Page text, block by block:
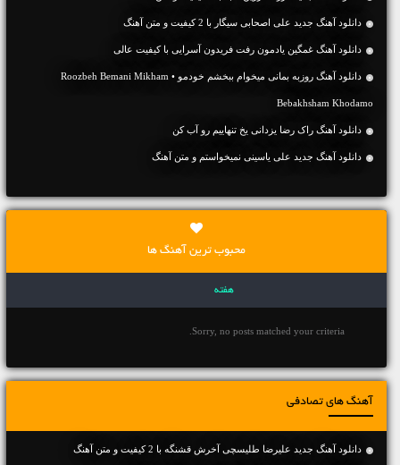
دانلود آهنگ جديد علی اصحابی سیگار با 2 کیفیت و متن آهنگ
دانلود آهنگ غمگین یادمون رفت فریدون آسرایی با کیفیت عالی
دانلود آهنگ روزبه بمانی میخوام ببخشم خودمو • Roozbeh Bemani Mikham
Bebakhsham Khodamo
دانلود آهنگ راک رضا یزدانی یخ تنهاییم رو آب کن
دانلود آهنگ جديد علی یاسینی نمیخواستم و متن آهنگ
محبوب ترین آهنگ ها
هفته
Sorry, no posts matched your criteria.
آهنگ های تصادفی
دانلود آهنگ جديد علیرضا طلیسچی آخرش قشنگه با 2 کیفیت و متن آهنگ